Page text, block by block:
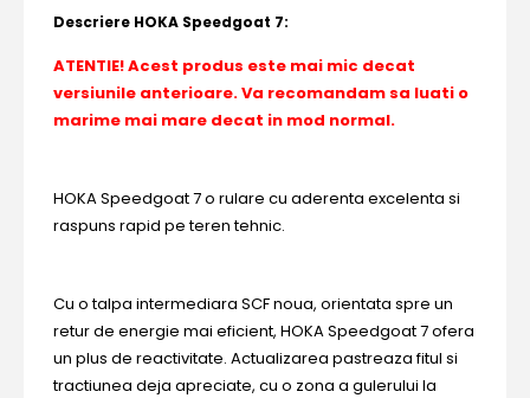
Descriere HOKA Speedgoat 7:
ATENTIE! Acest produs este mai mic decat
versiunile anterioare. Va recomandam sa luati o
marime mai mare decat in mod normal.
HOKA Speedgoat 7 o rulare cu aderenta excelenta si
raspuns rapid pe teren tehnic.
Cu o talpa intermediara SCF noua, orientata spre un
retur de energie mai eficient, HOKA Speedgoat 7 ofera
un plus de reactivitate. Actualizarea pastreaza fitul si
tractiunea deja apreciate, cu o zona a gulerului la